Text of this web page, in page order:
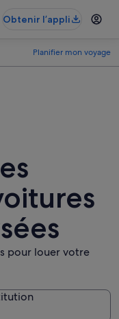
Obtenir l’appli
Planifier mon voyage
pour louer votre